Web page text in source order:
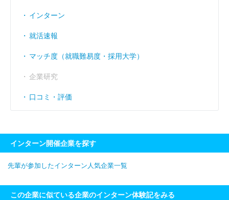
インターン
就活速報
マッチ度（就職難易度・採用大学）
企業研究
口コミ・評価
インターン開催企業を探す
先輩が参加したインターン人気企業一覧
この企業に似ている企業のインターン体験記をみる